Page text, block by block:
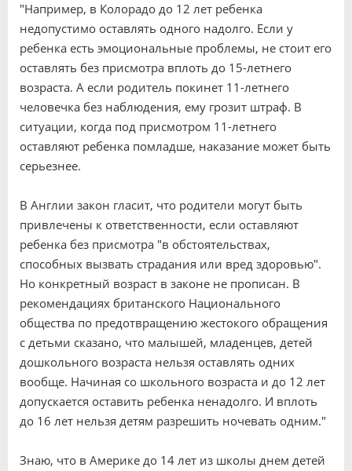
"Например, в Колорадо до 12 лет ребенка
недопустимо оставлять одного надолго. Если у
ребенка есть эмоциональные проблемы, не стоит его
оставлять без присмотра вплоть до 15-летнего
возраста. А если родитель покинет 11-летнего
человечка без наблюдения, ему грозит штраф. В
ситуации, когда под присмотром 11-летнего
оставляют ребенка помладше, наказание может быть
серьезнее.
В Англии закон гласит, что родители могут быть
привлечены к ответственности, если оставляют
ребенка без присмотра "в обстоятельствах,
способных вызвать страдания или вред здоровью".
Но конкретный возраст в законе не прописан. В
рекомендациях британского Национального
общества по предотвращению жестокого обращения
с детьми сказано, что малышей, младенцев, детей
дошкольного возраста нельзя оставлять одних
вообще. Начиная со школьного возраста и до 12 лет
допускается оставить ребенка ненадолго. И вплоть
до 16 лет нельзя детям разрешить ночевать одним."
Знаю, что в Америке до 14 лет из школы днем детей